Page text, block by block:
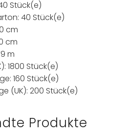
Stück(e)
40 Stück(e)
cm
cm
m
1800 Stück(e)
160 Stück(e)
(UK): 200 Stück(e)
Produkte